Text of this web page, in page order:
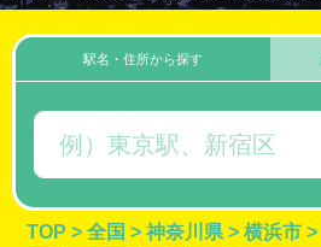
駅名・住所から探す
TOP > 全国 > 神奈川県 > 横浜市 >